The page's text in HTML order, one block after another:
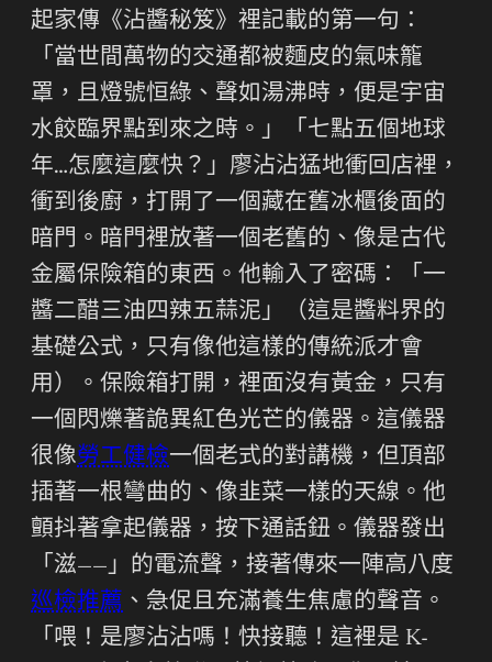
起家傳《沾醬秘笈》裡記載的第一句：
「當世間萬物的交通都被麵皮的氣味籠
罩，且燈號恒綠、聲如湯沸時，便是宇宙
水餃臨界點到來之時。」「七點五個地球
年…怎麼這麼快？」廖沾沾猛地衝回店裡，
衝到後廚，打開了一個藏在舊冰櫃後面的
暗門。暗門裡放著一個老舊的、像是古代
金屬保險箱的東西。他輸入了密碼：「一
醬二醋三油四辣五蒜泥」（這是醬料界的
基礎公式，只有像他這樣的傳統派才會
用）。保險箱打開，裡面沒有黃金，只有
一個閃爍著詭異紅色光芒的儀器。這儀器
很像勞工健檢一個老式的對講機，但頂部
插著一根彎曲的、像韭菜一樣的天線。他
顫抖著拿起儀器，按下通話鈕。儀器發出
「滋——」的電流聲，接著傳來一陣高八度
巡檢推薦 、急促且充滿養生焦慮的聲音。
「喂！是廖沾沾嗎！快接聽！這裡是 K-